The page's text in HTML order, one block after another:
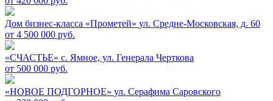
Дом бизнес-класса «Прометей» ул. Средне-Московская, д. 60
от 4 500 000 руб.
«СЧАСТЬЕ» c. Ямное, ул. Генерала Черткова
от 500 000 руб.
«НОВОЕ ПОДГОРНОЕ» ул. Серафима Саровского